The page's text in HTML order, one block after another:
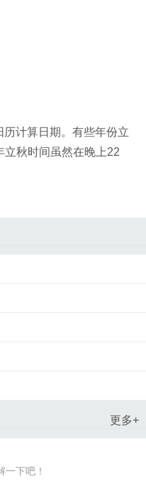
计算日期。有些年份立
秋时间虽然在晚上22
更多+
下吧！